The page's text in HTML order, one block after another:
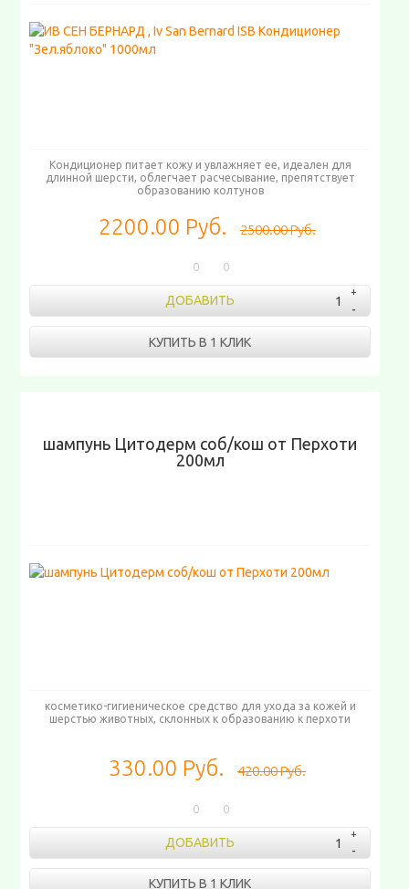
Кондиционер питает кожу и увлажняет ее, идеален для
длинной шерсти, облегчает расчесывание, препятствует
образованию колтунов
2200.00 Руб. 2500.00 Руб.
0 0
ДОБАВИТЬ
КУПИТЬ В 1 КЛИК
шампунь Цитодерм соб/кош от Перхоти
200мл
косметико-гигиеническое средство для ухода за кожей и
шерстью животных, склонных к образованию к перхоти
330.00 Руб. 420.00 Руб.
0 0
ДОБАВИТЬ
КУПИТЬ В 1 КЛИК